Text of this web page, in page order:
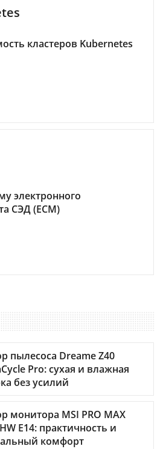
кластеров Kubernetes
электронного
СЭД (ECM)
пылесоса Dreame Z40
Pro: сухая и влажная
без усилий
монитора MSI PRO MAX
E14: практичность и
комфорт